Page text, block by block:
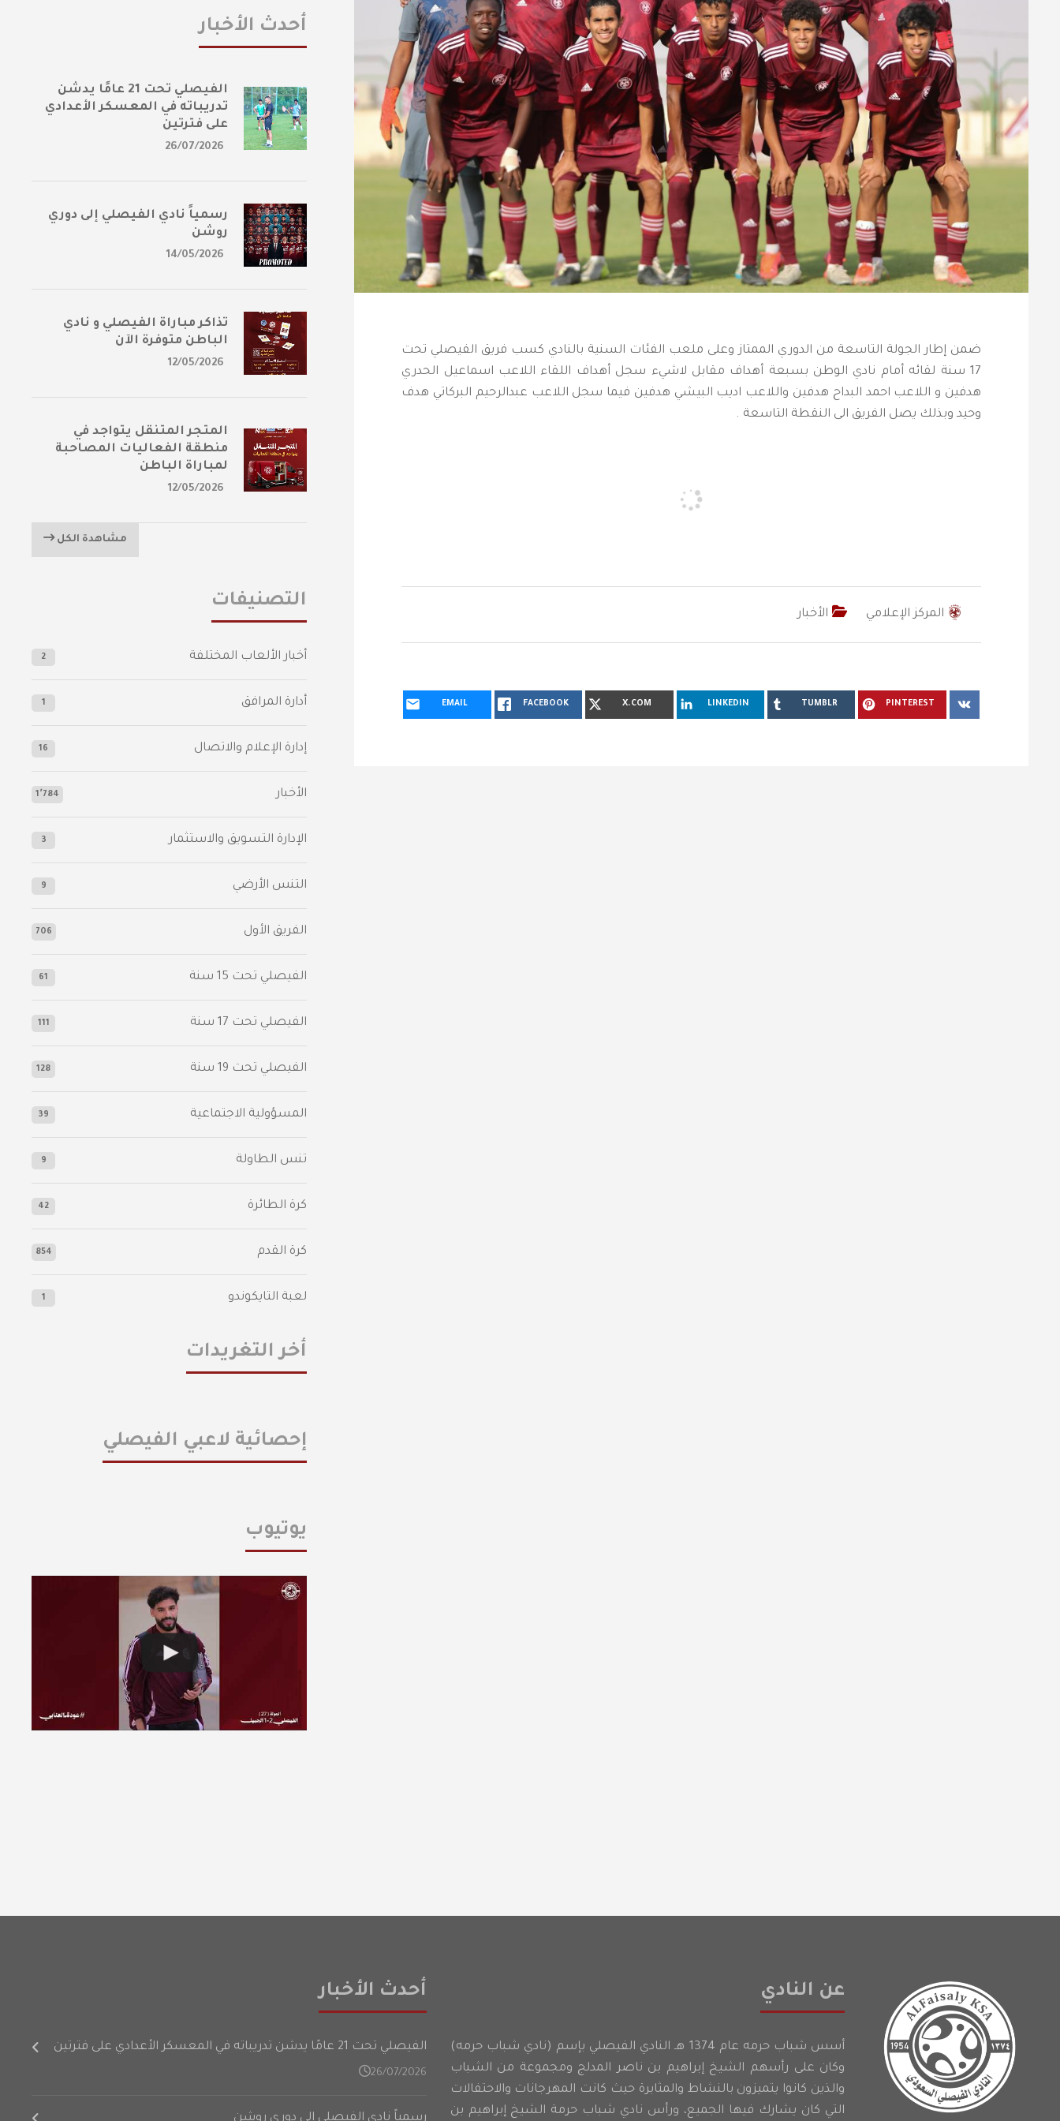
ضمن إطار الجولة التاسعة من الدوري الممتاز وعلى ملعب الفئات السنية بالنادي كسب فريق الفيصلي تحت
17 سنة لقائه أمام نادي الوطن بسبعة أهداف مقابل لاشيء سجل أهداف اللقاء اللاعب اسماعيل الحدري
هدفين و اللاعب احمد البداح هدفين واللاعب اديب البيشي هدفين فيما سجل اللاعب عبدالرحيم البركاتي هدف
وحيد وبذلك يصل الفريق الى النقطة التاسعة .
المركز الإعلامي الأخبار
EMAIL FACEBOOK X.COM LINKEDIN TUMBLR PINTEREST
أحدث الأخبار
الفيصلي تحت 21 عامًا يدشن
تدريباته في المعسكر الأعدادي
على فترتين
26/07/2026
رسمياً نادي الفيصلي إلى دوري
روشن
14/05/2026
تذاكر مباراة الفيصلي و نادي
الباطن متوفرة الآن
12/05/2026
المتجر المتنقل يتواجد في
منطقة الفعاليات المصاحبة
لمباراة الباطن
12/05/2026
مشاهدة الكل
التصنيفات
أخبار الألعاب المختلفة 2
أدارة المرافق 1
إدارة الإعلام والاتصال 16
الأخبار 1٬784
الإدارة التسويق والاستثمار 3
التنس الأرضي 9
الفريق الأول 706
الفيصلي‬⁩ تحت 15 سنة 61
‫الفيصلي‬⁩ تحت 17 سنة 111
الفيصلي‬⁩ تحت 19 سنة 128
المسؤولية الاجتماعية 39
تنس الطاولة 9
كرة الطائرة 42
كرة القدم 854
لعبة التايكوندو 1
أخر التغريدات
إحصائية لاعبي الفيصلي
يوتيوب
عن النادي
أسس شباب حرمه عام 1374 هـ النادي الفيصلي بإسم (نادي شباب حرمه)
وكان على رأسهم الشيخ إبراهيم بن ناصر المدلج ومجموعة من الشباب
والذين كانوا يتميزون بالنشاط والمثابرة حيث كانت المهرجانات والاحتفالات
التي كان يشارك فيها الجميع، ورأس نادي شباب حرمة الشيخ إبراهيم بن
أحدث الأخبار
الفيصلي تحت 21 عامًا يدشن تدريباته في المعسكر الأعدادي على فترتين
26/07/2026
رسمياً نادي الفيصلي إلى دوري روشن